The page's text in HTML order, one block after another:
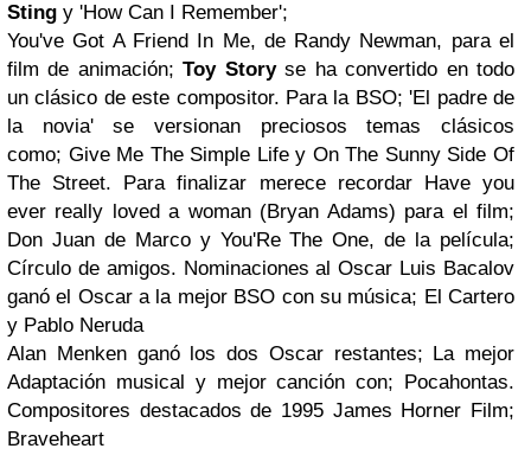
Sting y 'How Can I Remember';
You've Got A Friend In Me, de Randy Newman, para el
film de animación;Toy Storyse ha convertido en todo
un clásico de este compositor. Para la BSO; 'El padre de
la novia' se versionan preciosos temas clásicos
como; Give Me The Simple Life y On The Sunny Side Of
The Street.
Para finalizar merece recordar Have you
ever really loved a woman (Bryan Adams) para el film;
Don Juan de Marco y You'Re The One, de la película;
Círculo de amigos. Nominaciones al Oscar Luis Bacalov
ganó el Oscar a la mejor BSO con su música; El Cartero
y Pablo Neruda
Alan Menken ganó los dos Oscar restantes; La mejor
Adaptación musical y mejor canción con; Pocahontas.
Compositores destacados de 1995 James Horner Film;
Braveheart